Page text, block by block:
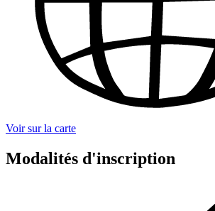
Voir sur la carte
Modalités d'inscription